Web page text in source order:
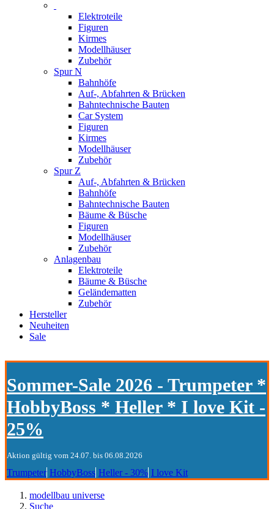
Elektroteile
Figuren
Kirmes
Modellhäuser
Zubehör
Spur N
Bahnhöfe
Auf-, Abfahrten & Brücken
Bahntechnische Bauten
Car System
Figuren
Kirmes
Modellhäuser
Zubehör
Spur Z
Auf-, Abfahrten & Brücken
Bahnhöfe
Bahntechnische Bauten
Bäume & Büsche
Figuren
Modellhäuser
Zubehör
Anlagenbau
Elektroteile
Bäume & Büsche
Geländematten
Zubehör
Hersteller
Neuheiten
Sale
Sommer-Sale 2026 - Trumpeter *
HobbyBoss * Heller * I love Kit -
25%
Aktion gültig vom 24.07. bis 06.08.2026
Trumpeter HobbyBoss Heller - 30% I love Kit
modellbau universe
Suche